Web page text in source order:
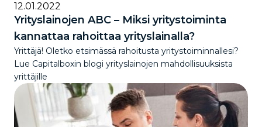
12.01.2022
Yrityslainojen ABC – Miksi yritystoiminta
kannattaa rahoittaa yrityslainalla?
Yrittäjä! Oletko etsimässä rahoitusta yritystoiminnallesi?
Lue Capitalboxin blogi yrityslainojen mahdollisuuksista
yrittäjille